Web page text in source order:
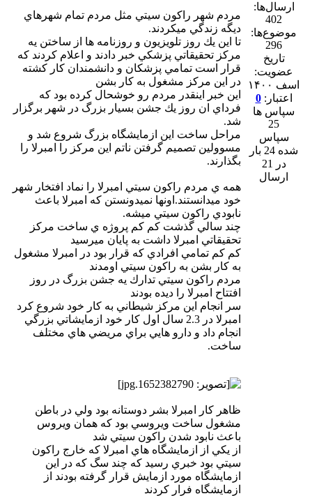
ارسال‌ها:
402
موضوع‌ها:
296
تاریخ
عضویت:
اسف ۱۴۰۰
اعتبار:0
سپاس ها
25
سپاس
شده 24 بار
در 21
ارسال
مردم شهر راكون سيتي مثل مردم تمام شهرهاي
ديگه زندگي ميكردند.
تا اين يك روز تلويزيون و روزنامه ها از ساختن يه
مركز تحقيقاتي پزشكي خبر دادند و اعلام كردند كه
قرار است تمامي پزشكان و دانشمندان كار كشته
در اين مركز مشغول به كار بشن
اين خبر اينقدر مردم رو خوشحال كرده بود كه
فرداي ان روز يك جشن بسيار بزرگ در شهر برگزار
شد.
مراحل ساخت اين ازمايشگاه بزرگ شروع شد و
مسوولين تصميم گرفتن ناتم اين مركز را امبرلا را
بگذارند.
همه ي مردم راكون سيتي امبرلا را نماد افتخار شهر
خود ميدانستند.اونها نميدونستن كه امبرلا باعث
نابودي راكون سيتي ميشه.
چند سالي گذشت كم كم پروژه ي ساخت مركز
تحقيقاتي امبرلا داشت به پايان ميرسيد
كم كم تمامي افرادي كه قرار بود در امبرلا مشغول
به كار بشن به راكون سيتي اومدند
مردم راكون سيتي تدارك يه جشن بزرگ در روز
افتتاح امبرلا را ديده بودند
سر انجام اين مركز شيطاني به كار خود شروع كرد
امبرلا در 2.3 سال اول كار خود ازمايشاتي بزرگي
انجام داد و دارو هايي براي مريضي هاي مختلف
ساخت.
ظاهر كار امبرلا بشر دوستانه بود ولي در باطن
مشغول ساخت ويروسي بود كه همان ويروس
باعث نابود شدن راكون سيتي شد
از يكي از ازمايشگاه هاي امبرلا كه خارج راكون
سيتي بود خبري رسيد كه چند سگ كه در اين
ازمايشگاه مورد ازمايش قرار گرفته بودند از
ازمايشگاه فرار كردند